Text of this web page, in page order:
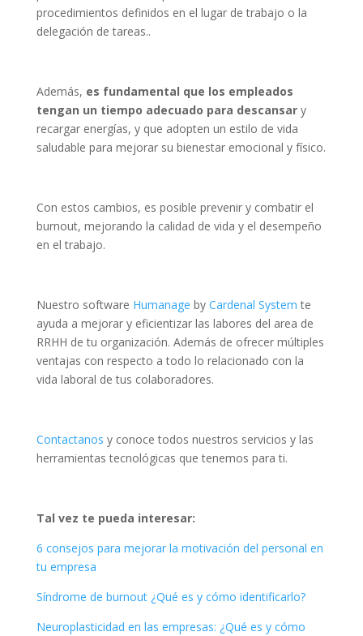
procedimientos definidos en el lugar de trabajo o la
delegación de tareas..
Además, es fundamental que los empleados
tengan un tiempo adecuado para descansary
recargar energías, y que adopten un estilo de vida
saludable para mejorar su bienestar emocional y físico.
Con estos cambios, es posible prevenir y combatir el
burnout, mejorando la calidad de vida y el desempeño
en el trabajo.
Nuestro software Humanage by Cardenal System te
ayuda a mejorar y eficientizar las labores del area de
RRHH de tu organización. Además de ofrecer múltiples
ventajas con respecto a todo lo relacionado con la
vida laboral de tus colaboradores.
Contactanos y conoce todos nuestros servicios y las
herramientas tecnológicas que tenemos para ti.
Tal vez te pueda interesar:
6 consejos para mejorar la motivación del personal en
tu empresa
Síndrome de burnout ¿Qué es y cómo identificarlo?
Neuroplasticidad en las empresas: ¿Qué es y cómo